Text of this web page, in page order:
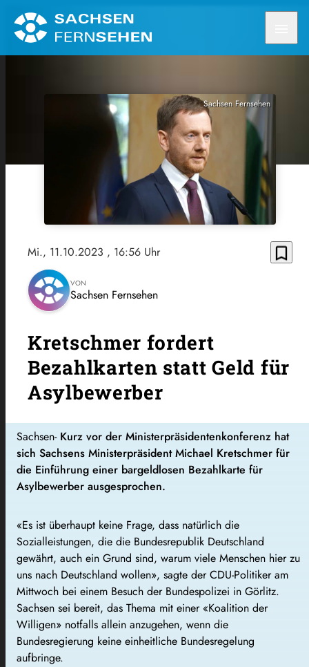
Sachsen Fernsehen
Mi., 11.10.2023 , 16:56 Uhr bookmark_border
VON
Sachsen Fernsehen
Kretschmer fordert
Bezahlkarten statt Geld für
Asylbewerber
Sachsen-Kurz vor der Ministerpräsidentenkonferenz hat
sich Sachsens Ministerpräsident Michael Kretschmer für
die Einführung einer bargeldlosen Bezahlkarte für
Asylbewerber ausgesprochen.
«Es ist überhaupt keine Frage, dass natürlich die
Sozialleistungen, die die Bundesrepublik Deutschland
gewährt, auch ein Grund sind, warum viele Menschen hier zu
uns nach Deutschland wollen», sagte der CDU-Politiker am
Mittwoch bei einem Besuch der Bundespolizei in Görlitz.
Sachsen sei bereit, das Thema mit einer «Koalition der
Willigen» notfalls allein anzugehen, wenn die
Bundesregierung keine einheitliche Bundesregelung
aufbringe.